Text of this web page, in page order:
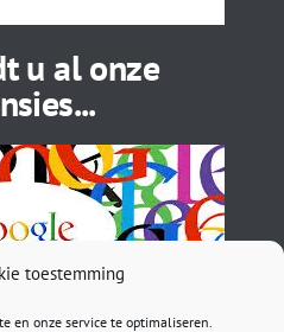
toestemming
en onze service te optimaliseren.
u al onze